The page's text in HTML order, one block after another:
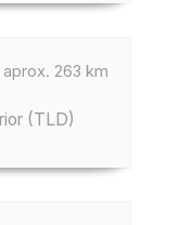
aprox. 263 km
(TLD)